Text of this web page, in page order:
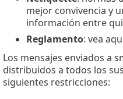
mejor convivencia y
información entre
Reglamento: vea
Los mensajes enviados a
distribuidos a todos los
siguientes restricciones: